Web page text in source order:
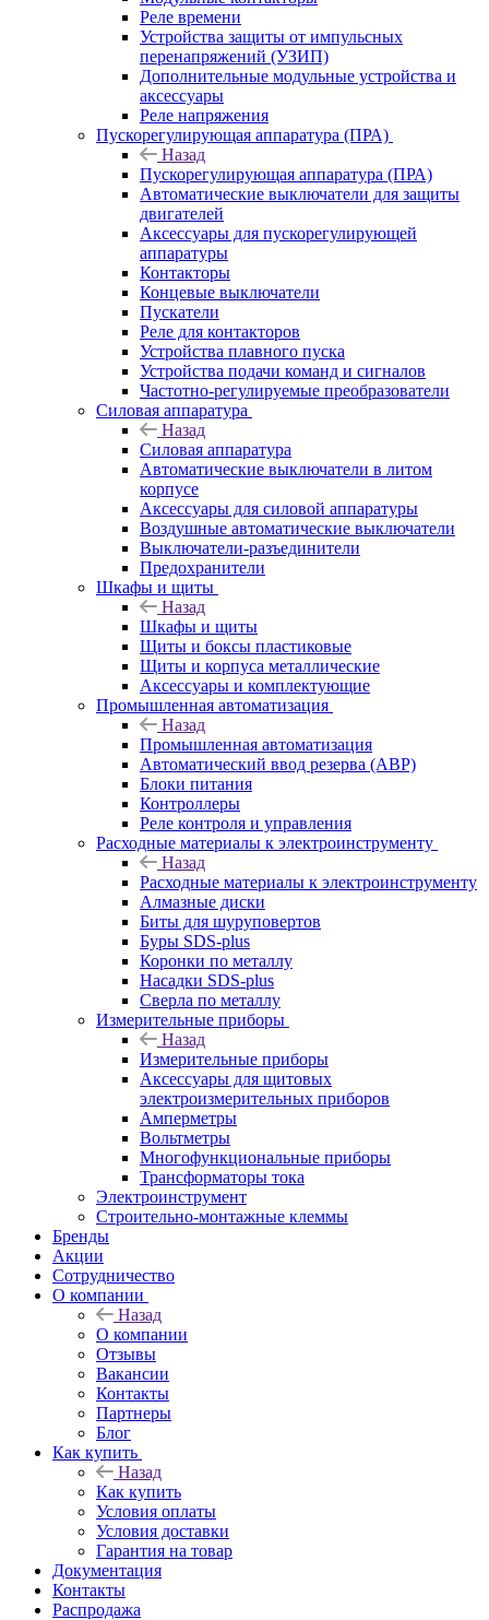
Реле времени
Устройства защиты от импульсных
перенапряжений (УЗИП)
Дополнительные модульные устройства и
аксессуары
Реле напряжения
Пускорегулирующая аппаратура (ПРА)
Назад
Пускорегулирующая аппаратура (ПРА)
Автоматические выключатели для защиты
двигателей
Аксессуары для пускорегулирующей
аппаратуры
Контакторы
Концевые выключатели
Пускатели
Реле для контакторов
Устройства плавного пуска
Устройства подачи команд и сигналов
Частотно-регулируемые преобразователи
Силовая аппаратура
Назад
Силовая аппаратура
Автоматические выключатели в литом
корпусе
Аксессуары для силовой аппаратуры
Воздушные автоматические выключатели
Выключатели-разъединители
Предохранители
Шкафы и щиты
Назад
Шкафы и щиты
Щиты и боксы пластиковые
Щиты и корпуса металлические
Аксессуары и комплектующие
Промышленная автоматизация
Назад
Промышленная автоматизация
Автоматический ввод резерва (АВР)
Блоки питания
Контроллеры
Реле контроля и управления
Расходные материалы к электроинструменту
Назад
Расходные материалы к электроинструменту
Алмазные диски
Биты для шуруповертов
Буры SDS-plus
Коронки по металлу
Насадки SDS-plus
Сверла по металлу
Измерительные приборы
Назад
Измерительные приборы
Аксессуары для щитовых
электроизмерительных приборов
Амперметры
Вольтметры
Многофункциональные приборы
Трансформаторы тока
Электроинструмент
Строительно-монтажные клеммы
Бренды
Акции
Сотрудничество
О компании
Назад
О компании
Отзывы
Вакансии
Контакты
Партнеры
Блог
Как купить
Назад
Как купить
Условия оплаты
Условия доставки
Гарантия на товар
Документация
Контакты
Распродажа